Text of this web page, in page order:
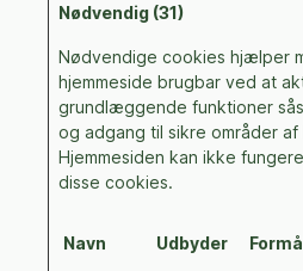
Nødvendig (31)
Nødvendige cookies hjælper
hjemmeside brugbar ved at
grundlæggende funktioner
og adgang til sikre områder af
Hjemmesiden kan ikke
disse cookies.
Navn Udbyder